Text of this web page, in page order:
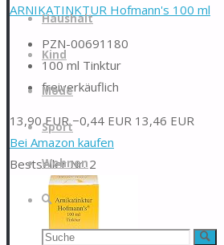
Haushalt
Kind
Mode
Sport
Wohnen
Suche
Suchen Suche
ARNIKATINKTUR Hofmann's 100 ml
PZN-00691180
100 ml Tinktur
freiverkäuflich
13,90 EUR −0,44 EUR 13,46 EUR
Bei Amazon kaufen
Bestseller Nr. 2